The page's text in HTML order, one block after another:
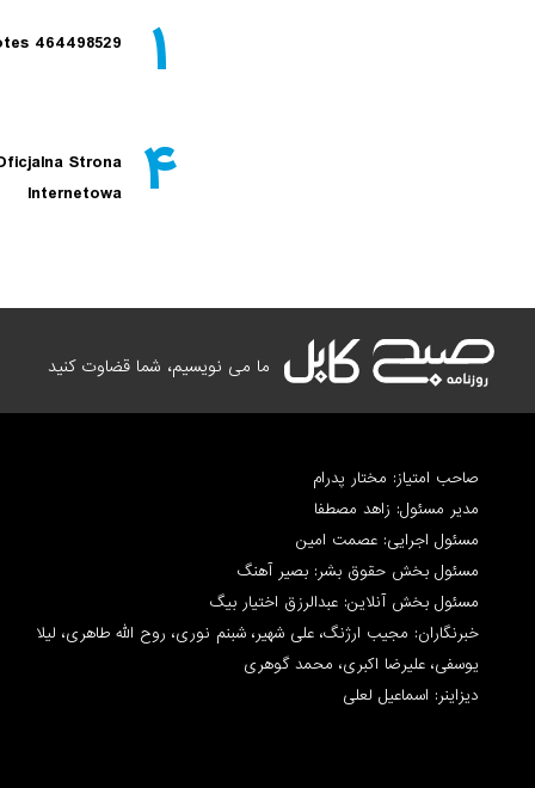
۱ 464498529
۴
Strona
Internetowa
ما می نویسیم، شما قضاوت کنید
صاحب امتیاز: مختار پدرام
مدیر مسئول: زاهد مصطفا
مسئول اجرایی: عصمت امین
مسئول بخش حقوق بشر: بصیر آهنگ
مسئول بخش آنلاین: عبدالرزق اختیار بیگ
خبرنگاران: مجیب ارژنگ، علی شهیر، شبنم نوری، روح الله طاهری، لیلا
یوسفی، علیرضا اکبری، محمد گوهری
دیزاینر: اسماعیل لعلی